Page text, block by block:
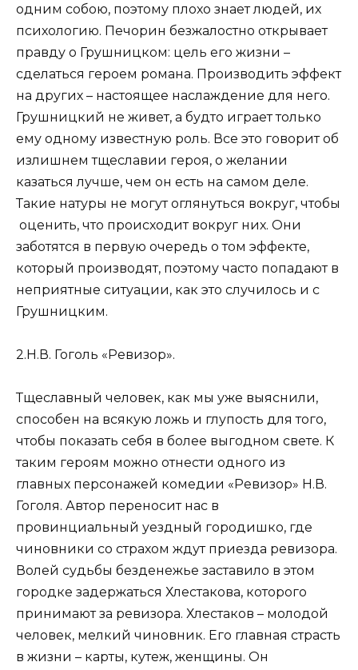
одним собою, поэтому плохо знает людей, их
психологию. Печорин безжалостно открывает
правду о Грушницком: цель его жизни –
сделаться героем романа. Производить эффект
на других – настоящее наслаждение для него.
Грушницкий не живет, а будто играет только
ему одному известную роль. Все это говорит об
излишнем тщеславии героя, о желании
казаться лучше, чем он есть на самом деле.
Такие натуры не могут оглянуться вокруг, чтобы
оценить, что происходит вокруг них. Они
заботятся в первую очередь о том эффекте,
который производят, поэтому часто попадают в
неприятные ситуации, как это случилось и с
Грушницким.
2.Н.В. Гоголь «Ревизор».
Тщеславный человек, как мы уже выяснили,
способен на всякую ложь и глупость для того,
чтобы показать себя в более выгодном свете. К
таким героям можно отнести одного из
главных персонажей комедии «Ревизор» Н.В.
Гоголя. Автор переносит нас в
провинциальный уездный городишко, где
чиновники со страхом ждут приезда ревизора.
Волей судьбы безденежье заставило в этом
городке задержаться Хлестакова, которого
принимают за ревизора. Хлестаков – молодой
человек, мелкий чиновник. Его главная страсть
в жизни – карты, кутеж, женщины. Он